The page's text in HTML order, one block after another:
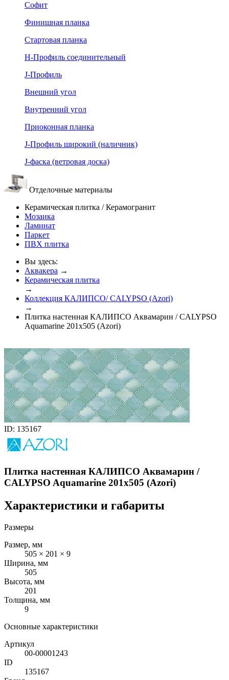
Софит
Финишная планка
Стартовая планка
Н-Профиль соединительный
J-Профиль
Внешний угол
Внутренний угол
Приоконная планка
J-Профиль широкий (наличник)
J-фаска (ветровая доска)
Отделочные материалы
Керамическая плитка / Керамогранит
Мозаика
Ламинат
Паркет
ПВХ плитка
Вы здесь:
Аквакера →
Керамическая плитка
→
Коллекция КАЛИПСО/ CALYPSO (Azori)
→
Плитка настенная КАЛИПСО Аквамарин / CALYPSO
Aquamarine 201x505 (Azori)
ID: 135167
Плитка настенная КАЛИПСО Аквамарин /
CALYPSO Aquamarine 201x505 (Azori)
Характеристики и габариты
Размеры
Размер, мм
505 × 201 × 9
Ширина, мм
505
Высота, мм
201
Толщина, мм
9
Основные характеристики
Артикул
00-00001243
ID
135167